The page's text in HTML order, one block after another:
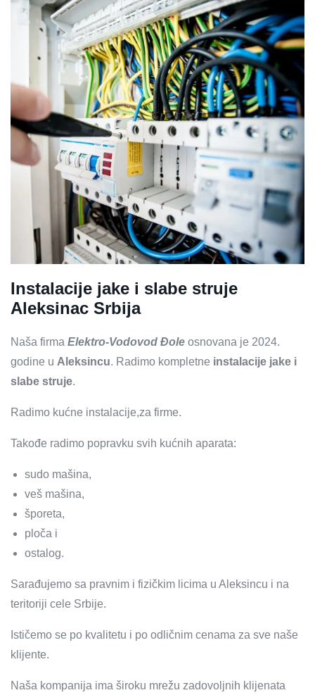
Instalacije jake i slabe struje
Aleksinac Srbija
Naša firma Elektro-Vodovod Đole osnovana je 2024.
godine u Aleksincu. Radimo kompletne instalacije jake i
slabe struje.
Radimo kućne instalacije,za firme.
Takođe radimo popravku svih kućnih aparata:
sudo mašina,
veš mašina,
šporeta,
ploča i
ostalog.
Sarađujemo sa pravnim i fizičkim licima u Aleksincu i na
teritoriji cele Srbije.
Ističemo se po kvalitetu i po odličnim cenama za sve naše
klijente.
Naša kompanija ima široku mrežu zadovoljnih klijenata